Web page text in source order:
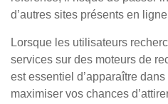
d’autres sites présents en
Lorsque les utilisateurs
services sur des moteurs de
est essentiel d’apparaître
maximiser vos chances